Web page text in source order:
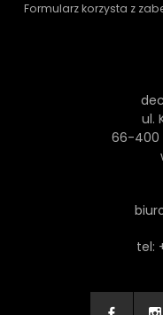
Formularz korzysta z
ul.
66-400
tel: